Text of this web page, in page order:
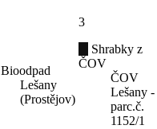
Bioodpad
Lešany
(Prostějov)
3
Shrabky z
ČOV
ČOV
Lešany -
parc.č.
1152/1